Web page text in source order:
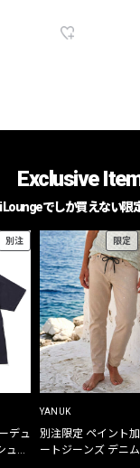
Exclusive
Loungeでしか買えない限
別注
デュ
ュガ
限定
YANUK
別注限定 ペイント
ートジーンズ デニ